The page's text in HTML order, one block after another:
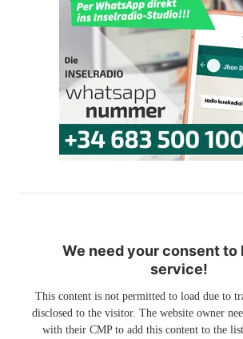
We need your consent to
service!
This content is not permitted to load due to
disclosed to the visitor. The website owner
with their CMP to add this content to the